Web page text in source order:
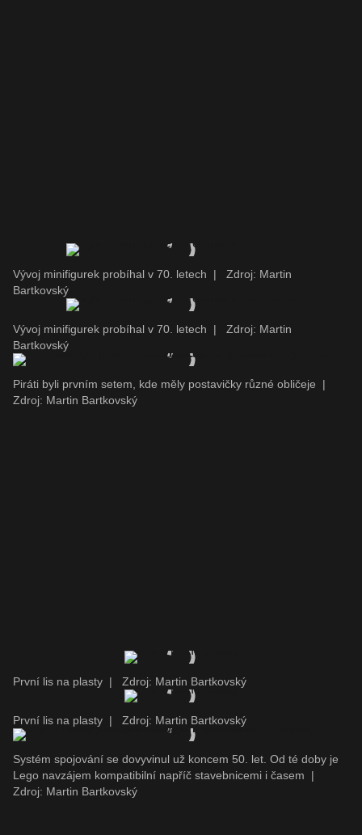
Vývoj minifigurek probíhal v 70. letech |
Zdroj: Martin
Bartkovský
Vývoj minifigurek probíhal v 70. letech |
Zdroj: Martin
Bartkovský
Piráti byli prvním setem, kde měly postavičky různé obličeje
|
Zdroj: Martin Bartkovský
První lis na plasty | Zdroj: Martin Bartkovský
První lis na plasty | Zdroj: Martin Bartkovský
Systém spojování se dovyvinul už koncem 50. let. Od té doby je
Lego navzájem kompatibilní napříč stavebnicemi i časem
|
Zdroj: Martin Bartkovský